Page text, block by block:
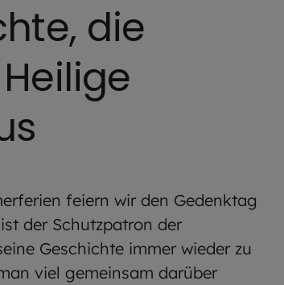
die
feiern wir den Gedenktag
der Schutzpatron der
Geschichte immer wieder zu
viel gemeinsam darüber